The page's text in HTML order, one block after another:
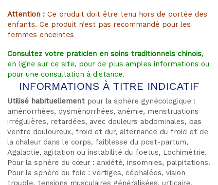
Attention : Ce produit doit être tenu hors de portée des
enfants. Ce produit n’est pas recommandé pour les
femmes enceintes
Consultez votre praticien en soins traditionnels chinois,
en ligne sur ce site, pour de plus amples informations ou
pour une consultation à distance.
INFORMATIONS À TITRE INDICATIF
Utilisé habituellement pour la sphère gynécologique :
aménorrhées, dysménorrhées, anémie, menstruations
irrégulières, retardées, avec douleurs abdominales, bas
ventre douloureux, froid et dur, alternance du froid et de
la chaleur dans le corps, faiblesse du post-partum,
Agalactie, agitation ou instabilité du foetus, Lochimétrie.
Pour la sphère du cœur : anxiété, insomnies, palpitations.
Pour la sphère du foie : vertiges, céphalées, vision
trouble, tensions musculaires généralisées, urticaire,